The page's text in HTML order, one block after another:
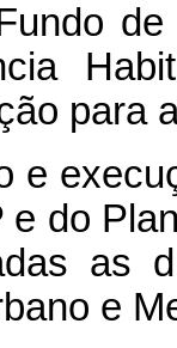
para
e
do
as
e